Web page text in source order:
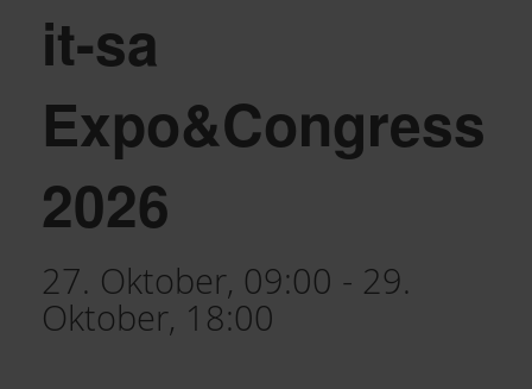
it-sa
Expo&Congress
2026
27. Oktober, 09:00 - 29.
Oktober, 18:00